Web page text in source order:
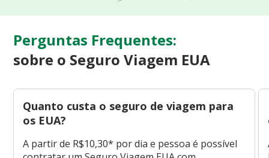
Perguntas Frequentes:
sobre o Seguro Viagem EUA
Quanto custa o seguro de viagem para
os EUA?
A partir de R$10,30* por dia e pessoa é possível